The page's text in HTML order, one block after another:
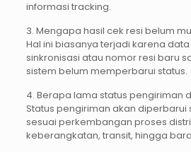
informasi tracking.
3. Mengapa hasil cek resi belum
Hal ini biasanya terjadi karena
sinkronisasi atau nomor resi baru
sistem belum memperbarui status.
4. Berapa lama status pengiriman
Status pengiriman akan
sesuai perkembangan proses
keberangkatan, transit, hingga